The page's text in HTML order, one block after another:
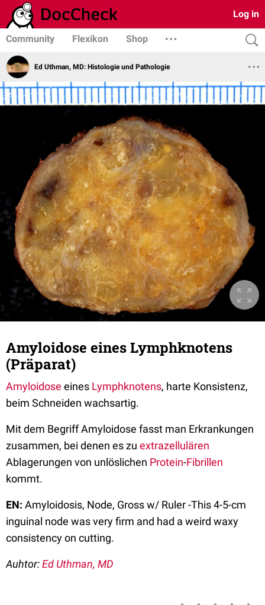
Log in
Community Flexikon Shop
Ed Uthman, MD: Histologie und Pathologie
Amyloidose eines Lymphknotens
(Präparat)
Amyloidose eines Lymphknotens, harte Konsistenz,
beim Schneiden wachsartig.
Mit dem Begriff Amyloidose fasst man Erkrankungen
zusammen, bei denen es zu extrazellulären
Ablagerungen von unlöslichen Protein-Fibrillen
kommt.
EN: Amyloidosis, Node, Gross w/ Ruler -This 4-5-cm
inguinal node was very firm and had a weird waxy
consistency on cutting.
Auhtor:Ed Uthman, MD